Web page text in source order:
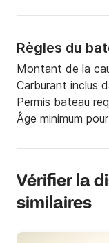
• Pas de permis
profiter d’une
• Skipper
• Veuillez
un skipper sur
⚠️ Information
les informations
• Caution : 1
Règles du
Montant de la
Carburant inclus
Permis bateau
Âge minimum
Vérifier la
similaires